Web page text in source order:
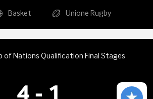
Basket Unione Rugby
of Nations Qualification Final Stages